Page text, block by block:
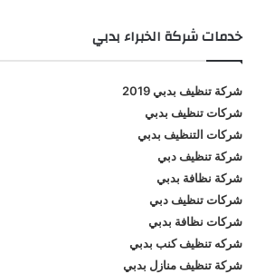
خدمات شركة الخبراء بدبي
شركة تنظيف بدبي 2019
شركات تنظيف بدبي
شركات التنظيف بدبي
شركة تنظيف دبي
شركة نظافة بدبي
شركات تنظيف دبي
شركات نظافة بدبي
شركه تنظيف كنب بدبي
شركة تنظيف منازل بدبي